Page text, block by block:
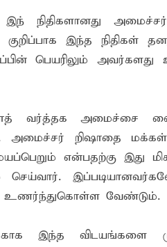
நடவடிக்கைக்கு முஸ்தீபு
நிதிகளானது
குறிப்பாக இந்த நிதிகள்
பெயரிலும் அவர்களது
வர்த்தக அமைச்சை
அமைச்சர் றிஷாதை
என்பதற்கு இது
செய்வார்.
வேண்டும்.
இந்த விடயங்களை